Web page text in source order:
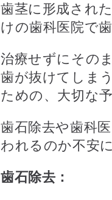
歯茎に形成され
けの歯科医院で
治療せずにその
歯が抜けてしま
ための、大切な
歯石除去や歯科
われるのか不安
歯石除去：